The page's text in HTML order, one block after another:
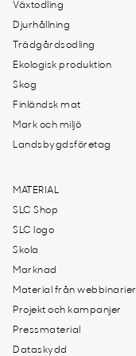
Växtodling
Djurhållning
Trädgårdsodling
Ekologisk produktion
Skog
Finländsk mat
Mark och miljö
Landsbygdsföretag
MATERIAL
SLC Shop
SLC logo
Skola
Marknad
Material från webbinarier
Projekt och kampanjer
Pressmaterial
Dataskydd